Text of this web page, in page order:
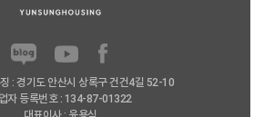
: 경기도 안산시 상록구 건건4길 52-10
자 등록번호 : 134-87-01322